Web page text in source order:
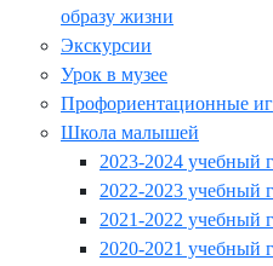
образу жизни
Экскурсии
Урок в музее
Профориентационные
Школа малышей
2023-2024 учебный
2022-2023 учебный
2021-2022 учебный
2020-2021 учебный